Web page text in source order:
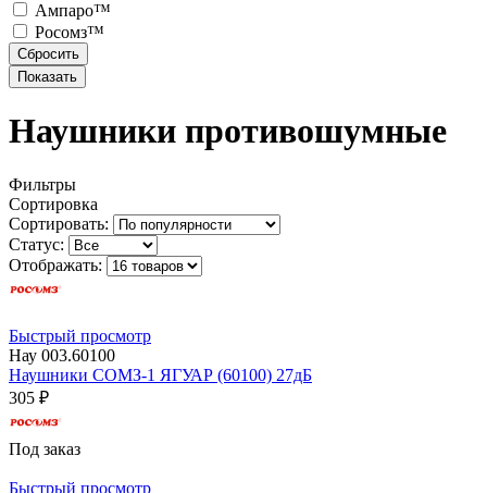
Ампаро™
Росомз™
Наушники противошумные
Фильтры
Сортировка
Сортировать:
Статус:
Отображать:
Быстрый просмотр
Нау 003.60100
Наушники СОМЗ-1 ЯГУАР (60100) 27дБ
305 ₽
Под заказ
Быстрый просмотр